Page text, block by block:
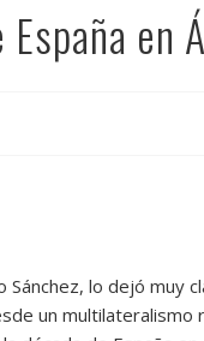
en
lo dejó muy
un multilateralismo